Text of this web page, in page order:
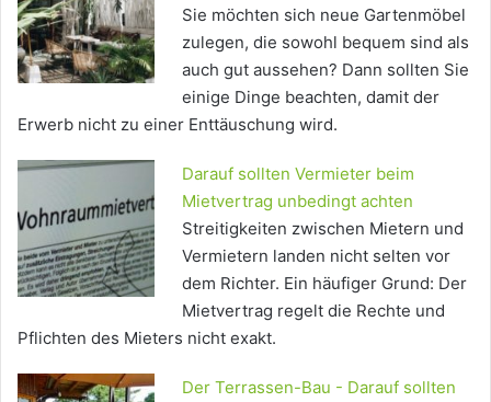
Sie möchten sich neue Gartenmöbel
zulegen, die sowohl bequem sind als
auch gut aussehen? Dann sollten Sie
einige Dinge beachten, damit der
Erwerb nicht zu einer Enttäuschung wird.
Darauf sollten Vermieter beim
Mietvertrag unbedingt achten
Streitigkeiten zwischen Mietern und
Vermietern landen nicht selten vor
dem Richter. Ein häufiger Grund: Der
Mietvertrag regelt die Rechte und
Pflichten des Mieters nicht exakt.
Der Terrassen-Bau - Darauf sollten